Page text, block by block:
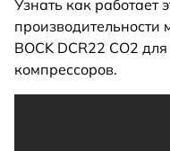
Узнать как работает
BOCK DCR22 CO2
компрессоров.